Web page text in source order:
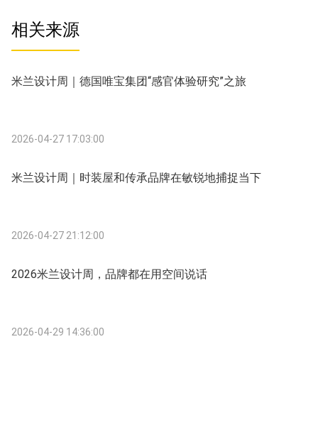
相关来源
米兰设计周｜德国唯宝集团“感官体验研究”之旅
2026-04-27 17:03:00
米兰设计周｜时装屋和传承品牌在敏锐地捕捉当下
2026-04-27 21:12:00
2026米兰设计周，品牌都在用空间说话
2026-04-29 14:36:00